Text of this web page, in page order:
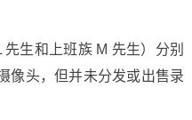
生和上班族 M 先生）分别
像头，但并未分发或出售录